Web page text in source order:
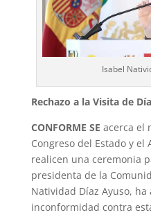
Isabel
Rechazo a la Visita de
CONFORME SE acerca el
Congreso del Estado y
realicen una ceremonia
presidenta de la
Natividad Díaz Ayuso,
inconformidad contra